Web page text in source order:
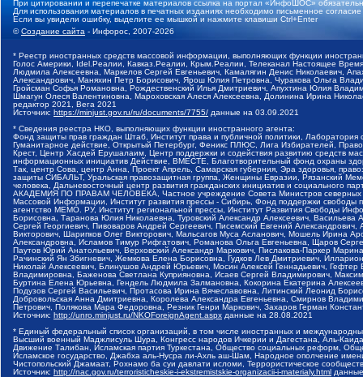
При цитировании и перепечатке материалов ссылка на портал «ИнфоШОС»
Для использования материалов в печатных изданиях необходимо письменное
Если вы увидели ошибку, выделите ее мышкой и нажмите клавиши Ctrl+Enter
©Создание сайта - Инфорос, 2007-2026
* Реестр иностранных средств массовой информации, выполняющих функции
Голос Америки, Idel.Реалии, Кавказ.Реалии, Крым.Реалии, Телеканал Настоящее
Людмила Алексеевна, Маркелов Сергей Евгеньевич, Камалягин Денис Николаевич,
Александрович, Маняхин Петр Борисович, Ярош Юлия Петровна, Чуракова Ольга
Гройсман Софья Романовна, Рождественский Илья Дмитриевич, Апухтина Юлия
Шмагун Олеся Валентиновна, Мароховская Алеся Алексеевна, Долинина Ирина
редактор 2021, Вега 2021
Источник: https://minjust.gov.ru/ru/documents/7755/ данные на 03.09.2021
* Сведения реестра НКО, выполняющих функции иностранного агента:
Фонд защиты прав граждан Штаб, Институт права и публичной политики,
Гуманитарное действие, Открытый Петербург, Феникс ПЛЮС, Лига Избирателей,
Крест, Центр Хасдей Ерушалаим, Центр поддержки и содействия развитию средств
информационных инициатив Действие, ВМЕСТЕ, Благотворительный фонд охраны
Так, центр Сова, центр Анна, Проект Апрель, Самарская губерния, Эра здоровья,
защиты СИБАЛЬТ, Уральская правозащитная группа, Женщины Евразии, Рязанский
человека, Дальневосточный центр развития гражданских инициатив и социального
АКАДЕМИЯ ПО ПРАВАМ ЧЕЛОВЕКА, Частное учреждение Совета Министров северных
Массовой Информации, Институт развития прессы - Сибирь, Фонд поддержки
агентство МЕМО. РУ, Институт региональной прессы, Институт Развития Свободы
Борисовна, Таранова Юлия Николаевна, Туровский Александр Алексеевич,
Сергей Георгиевич, Пивоваров Андрей Сергеевич, Писемский Евгений
Викторович, Шарипков Олег Викторович, Мальсагов Муса Асланович, Мошель Ирина
Александровна, Исламов Тимур Рифгатович, Романова Ольга Евгеньевна, Щаров
Паутов Юрий Анатольевич, Верховский Александр Маркович, Пислакова-Паркер
Рачинский Ян Збигневич, Жемкова Елена Борисовна, Гудков Лев Дмитриевич,
Николай Алексеевич, Блинушов Андрей Юрьевич, Мосин Алексей Геннадьевич,
Владимировна, Баженова Светлана Куприяновна, Исаев Сергей Владимирович,
Буртина Елена Юрьевна, Гендель Людмила Залмановна, Кокорина Екатерина
Подузов Сергей Васильевич, Протасова Ирина Вячеславовна, Литинский Леонид
Добровольская Анна Дмитриевна, Королева Александра Евгеньевна, Смирнов
Петрович, Полякова Мара Федоровна, Резник Генри Маркович, Захаров Герман
Источник: http://unro.minjust.ru/NKOForeignAgent.aspx данные на 28.08.2021
* Единый федеральный список организаций, в том числе иностранных и
Высший военный Маджлисуль Шура, Конгресс народов Ичкерии и Дагестана, Аль-
Движение Талибан, Исламская партия Туркестана, Общество социальных реформ,
Исламское государство, Джабха аль-Нусра ли-Ахль аш-Шам, Народное ополчение
Чистопольский Джамаат, Рохнамо ба суи давлати исломи, Террористическое
Источник: http://nac.gov.ru/terroristicheskie-i-ekstremistskie-organizacii-i-materialy.html